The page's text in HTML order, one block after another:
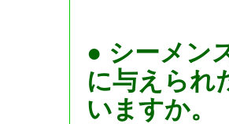
● シーメン
に与えられ
いますか。